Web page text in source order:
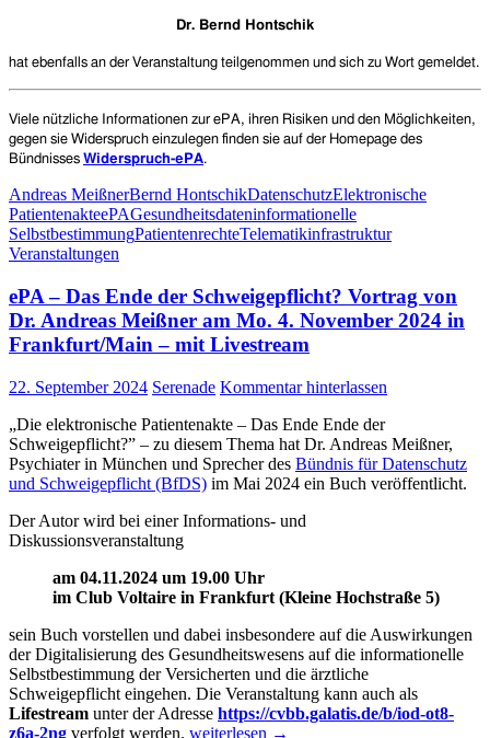
Dr. Bernd Hontschik
hat ebenfalls an der Veranstaltung teilgenommen und sich zu Wort gemeldet.
Viele nützliche Informationen zur ePA, ihren Risiken und den Möglichkeiten,
gegen sie Widerspruch einzulegen finden sie auf der Homepage des
Bündnisses Widerspruch-ePA.
Andreas MeißnerBernd HontschikDatenschutzElektronische
PatientenakteePAGesundheitsdateninformationelle
SelbstbestimmungPatientenrechteTelematikinfrastruktur
Veranstaltungen
ePA – Das Ende der Schweigepflicht? Vortrag von
Dr. Andreas Meißner am Mo. 4. November 2024 in
Frankfurt/Main – mit Livestream
22. September 2024 Serenade Kommentar hinterlassen
„Die elektronische Patientenakte – Das Ende Ende der
Schweigepflicht?” – zu diesem Thema hat Dr. Andreas Meißner,
Psychiater in München und Sprecher des Bündnis für Datenschutz
und Schweigepflicht (BfDS) im Mai 2024 ein Buch veröffentlicht.
Der Autor wird bei einer Informations- und
Diskussionsveranstaltung
am 04.11.2024 um 19.00 Uhr
im Club Voltaire in Frankfurt (Kleine Hochstraße 5)
sein Buch vorstellen und dabei insbesondere auf die Auswirkungen
der Digitalisierung des Gesundheitswesens auf die informationelle
Selbstbestimmung der Versicherten und die ärztliche
Schweigepflicht eingehen. Die Veranstaltung kann auch als
Lifestream unter der Adresse https://cvbb.galatis.de/b/iod-ot8-
z6a-2ng verfolgt werden. ePA
weiterlesen →